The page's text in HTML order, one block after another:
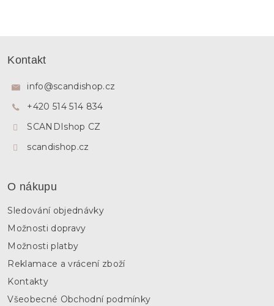
Kontakt
info@scandishop.cz
+420 514 514 834
SCANDIshop CZ
scandishop.cz
O nákupu
Sledování objednávky
Možnosti dopravy
Možnosti platby
Reklamace a vrácení zboží
Kontakty
Všeobecné Obchodní podmínky